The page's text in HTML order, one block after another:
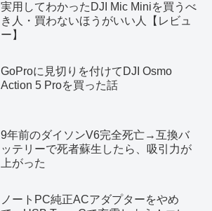
実用してわかったDJI Mic Miniを買うべ
き人・買わないほうがいい人【レビュ
ー】
GoProに見切りを付けてDJI Osmo
Action 5 Proを買った話
9年前のダイソンV6完全死亡→互換バ
ッテリーで死者蘇生したら、吸引力が
上がった
ノートPC純正ACアダプターをやめ